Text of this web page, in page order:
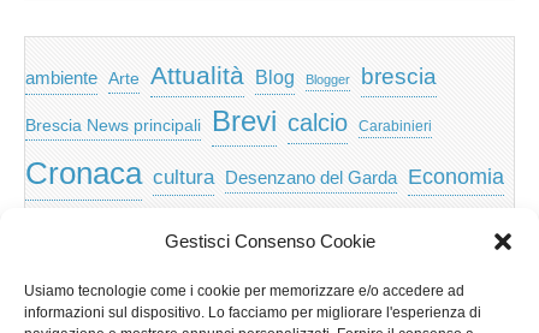
Gestisci Consenso Cookie
Usiamo tecnologie come i cookie per memorizzare e/o accedere ad
informazioni sul dispositivo. Lo facciamo per migliorare l'esperienza di
ambiente Arte Attualità Blog Blogger brescia
Brescia News principali Brevi calcio Carabinieri
Cronaca cultura Desenzano del Garda Economia
lago di garda Musica Nera news Notizie